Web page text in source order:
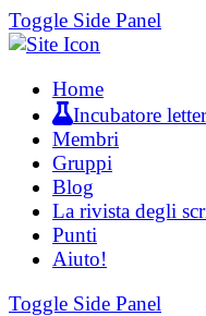
Toggle Side Panel
Home
Incubatore
Membri
Gruppi
Blog
La rivista degli
Punti
Aiuto!
Toggle Side Panel